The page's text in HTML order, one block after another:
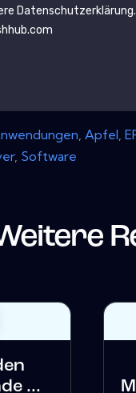
Datenschutzerklärung
, Apfel,
, Software
...